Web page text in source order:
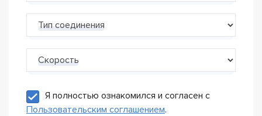
Тип соединения
Скорость
Я полностью ознакомился и согласен с
Пользовательским соглашением.